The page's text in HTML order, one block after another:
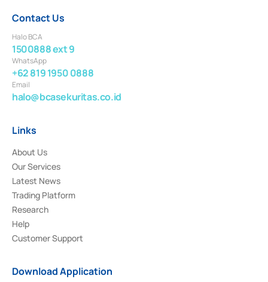
Contact Us
Halo BCA
1500888 ext 9
WhatsApp
+62 819 1950 0888
Email
halo@bcasekuritas.co.id
Links
About Us
Our Services
Latest News
Trading Platform
Research
Help
Customer Support
Download Application